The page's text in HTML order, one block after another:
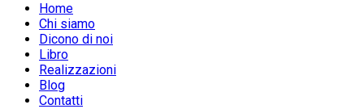
Home
Chi siamo
Dicono di noi
Libro
Realizzazioni
Blog
Contatti